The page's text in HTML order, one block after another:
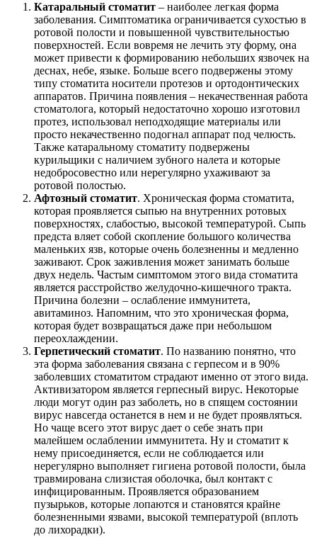
Катаральный стоматит – наиболее легкая форма
заболевания. Симптоматика ограничивается сухостью в
ротовой полости и повышенной чувствительностью
поверхностей. Если вовремя не лечить эту форму, она
может привести к формированию небольших язвочек на
деснах, небе, языке. Больше всего подвержены этому
типу стоматита носители протезов и ортодонтических
аппаратов. Причина появления – некачественная работа
стоматолога, который недостаточно хорошо изготовил
протез, использовал неподходящие материалы или
просто некачественно подогнал аппарат под челюсть.
Также катаральному стоматиту подвержены
курильщики с наличием зубного налета и которые
недобросовестно или нерегулярно ухаживают за
ротовой полостью.
Афтозный стоматит. Хроническая форма стоматита,
которая проявляется сыпью на внутренних ротовых
поверхностях, слабостью, высокой температурой. Сыпь
предста вляет собой скопление большого количества
маленьких язв, которые очень болезненны и медленно
заживают. Срок заживления может занимать больше
двух недель. Частым симптомом этого вида стоматита
является расстройство желудочно-кишечного тракта.
Причина болезни – ослабление иммунитета,
авитаминоз. Напомним, что это хроническая форма,
которая будет возвращаться даже при небольшом
переохлаждении.
Герпетический стоматит. По названию понятно, что
эта форма заболевания связана с герпесом и в 90%
заболевших стоматитом страдают именно от этого вида.
Активизатором является герпесный вирус. Некоторые
люди могут один раз заболеть, но в спящем состоянии
вирус навсегда останется в нем и не будет проявляться.
Но чаще всего этот вирус дает о себе знать при
малейшем ослаблении иммунитета. Ну и стоматит к
нему присоединяется, если не соблюдается или
нерегулярно выполняет гигиена ротовой полости, была
травмирована слизистая оболочка, был контакт с
инфицированным. Проявляется образованием
пузырьков, которые лопаются и становятся крайне
болезненными язвами, высокой температурой (вплоть
до лихорадки).